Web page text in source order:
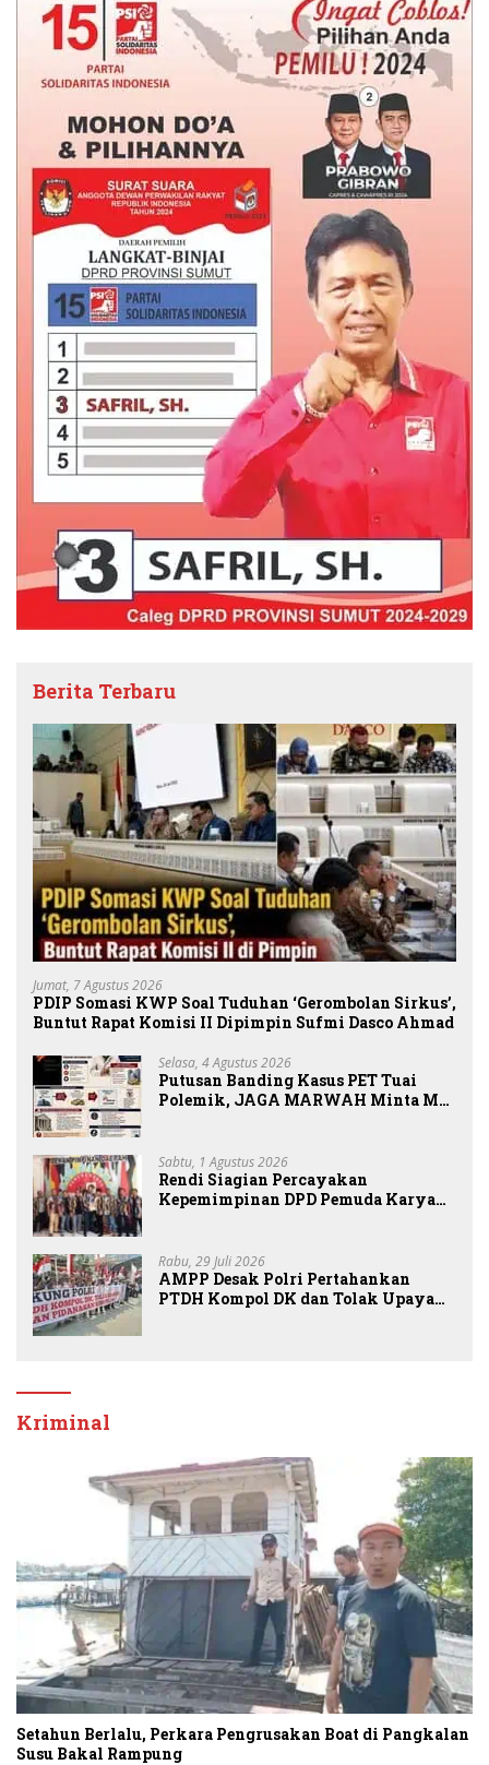
Berita Terbaru
Jumat, 7 Agustus 2026
PDIP Somasi KWP Soal Tuduhan ‘Gerombolan Sirkus’,
Buntut Rapat Komisi II Dipimpin Sufmi Dasco Ahmad
Selasa, 4 Agustus 2026
Putusan Banding Kasus PET Tuai
Polemik, JAGA MARWAH Minta MA
Sabtu, 1 Agustus 2026
Rendi Siagian Percayakan
Kepemimpinan DPD Pemuda Karya
Rabu, 29 Juli 2026
AMPP Desak Polri Pertahankan
PTDH Kompol DK dan Tolak Upaya
Kriminal
Setahun Berlalu, Perkara Pengrusakan Boat di Pangkalan
Susu Bakal Rampung